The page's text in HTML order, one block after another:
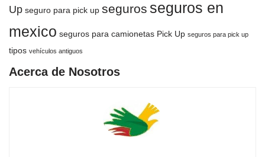
Up seguro para pick up seguros seguros en
mexico seguros para camionetas Pick Up seguros para pick up
tipos vehículos antiguos
Acerca de Nosotros